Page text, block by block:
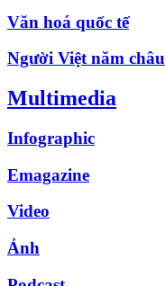
Văn hoá quốc tế
Người Việt năm châu
Multimedia
Infographic
Emagazine
Video
Ảnh